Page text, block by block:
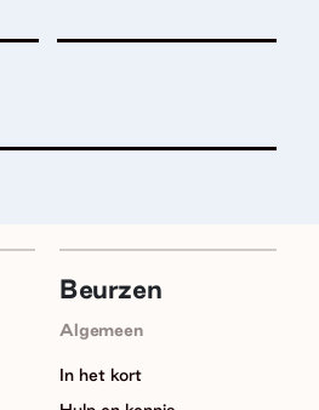
Beurzen
Algemeen
In het kort